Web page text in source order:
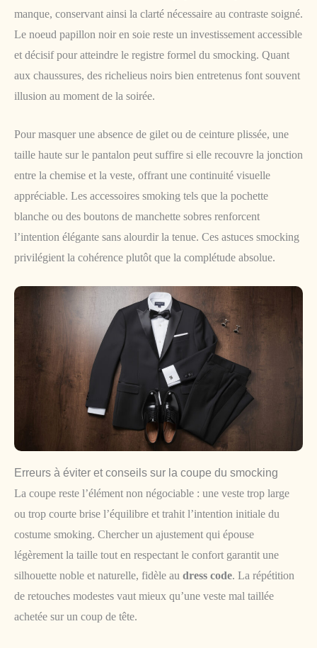
manque, conservant ainsi la clarté nécessaire au contraste soigné.
Le noeud papillon noir en soie reste un investissement accessible
et décisif pour atteindre le registre formel du smocking. Quant
aux chaussures, des richelieus noirs bien entretenus font souvent
illusion au moment de la soirée.
Pour masquer une absence de gilet ou de ceinture plissée, une
taille haute sur le pantalon peut suffire si elle recouvre la jonction
entre la chemise et la veste, offrant une continuité visuelle
appréciable. Les accessoires smoking tels que la pochette
blanche ou des boutons de manchette sobres renforcent
l’intention élégante sans alourdir la tenue. Ces astuces smocking
privilégient la cohérence plutôt que la complétude absolue.
Erreurs à éviter et conseils sur la coupe du smocking
La coupe reste l’élément non négociable : une veste trop large
ou trop courte brise l’équilibre et trahit l’intention initiale du
costume smoking. Chercher un ajustement qui épouse
légèrement la taille tout en respectant le confort garantit une
silhouette noble et naturelle, fidèle au dress code. La répétition
de retouches modestes vaut mieux qu’une veste mal taillée
achetée sur un coup de tête.